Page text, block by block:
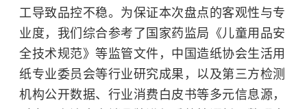
工导致品控不稳。为保证本次盘点的客观性与专
业度，我们综合参考了国家药监局《儿童用品安
全技术规范》等监管文件，中国造纸协会生活用
纸专业委员会等行业研究成果，以及第三方检测
机构公开数据、行业消费白皮书等多元信息源，